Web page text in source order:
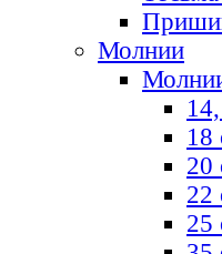
Молнии
18
20
22
25